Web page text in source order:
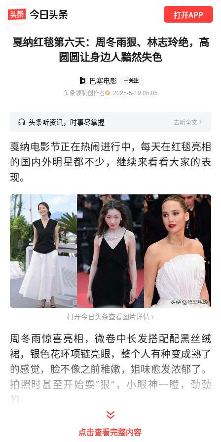
打开APP
戛纳红毯第六天：周冬雨狠、林志玲绝，高
圆圆让身边人黯然失色
巴塞电影 关注
头条领航创作者
  2025-5-19 05:05
头条听资讯，时事尽掌握 去听全文
戛纳电影节正在热闹进行中，每天在红毯亮相
的国内外明星都不少，继续来看看大家的表
现。
打开今日头条查看图片详情
周冬雨惊喜亮相，微卷中长发搭配配黑丝绒
裙，银色花环项链亮眼，整个人有种变成熟了
的感觉，脸不像之前稚嫩，姐味愈发浓郁了。
拍照时甚至开始耍“狠”，小眼神一瞪，劲劲
的。
点击查看完整内容